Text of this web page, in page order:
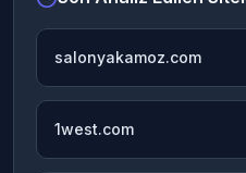
salonyakamoz.com
1west.com